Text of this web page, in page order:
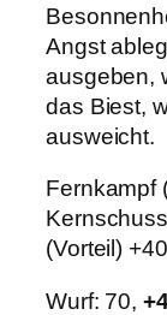
Angst
ausgeben,
das Biest,
ausweicht.
Fernkampf
(Vorteil)
Wurf: 70,